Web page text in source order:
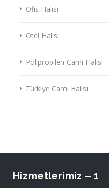
Ofis Halısı
Otel Halısı
Polipropilen Cami Halısı
Türkiye Cami Halısı
Hizmetlerimiz – 1